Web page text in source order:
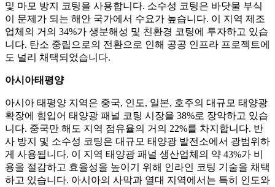
및 마모 방지 코팅을 사용합니다. 소수성 코팅은 바닷물 부식
이 문제가 되는 해안 국가에서 수요가 높습니다. 이 지역 제조
업체의 거의 34%가 생분해성 및 친환경 코팅에 투자하고 있습
니다. 탄소 중립으로의 전환으로 인해 공공 인프라 프로젝트에
도 널리 채택되었습니다.
아시아태평양
아시아 태평양 지역은 중국, 인도, 일본, 호주의 대규모 태양광
확장에 힘입어 태양광 패널 코팅 시장을 38%로 장악하고 있습
니다. 중국만 해도 지역 점유율의 거의 22%를 차지합니다. 반
사 방지 및 소수성 코팅은 대규모 태양광 발전소에서 광범위하
게 사용됩니다. 이 지역 태양광 패널 생산업체의 약 43%가 비
용을 절감하고 효율성을 높이기 위해 인라인 코팅 기술을 채택
하고 있습니다. 아시아의 사막과 열대 지역에서는 특히 인도와